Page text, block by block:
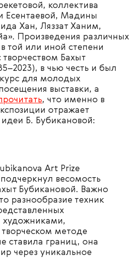
коллектива
Есентаевой, Мадины
Хан, Ляззат Ханим,
Произведения различных
той или иной степени
Бахыт
в чью честь и был
для молодых
выставки, а
, что именно в
отражает
Б. Бубикановой:
Art Prize
весомость
Бубикановой. Важно
разнообразие техник
художниками,
методе
ставила границ, она
через уникальное